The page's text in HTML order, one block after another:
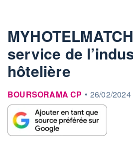
service de
hôtelière
information fournie par
BOURSORAMA CP • 26/02/